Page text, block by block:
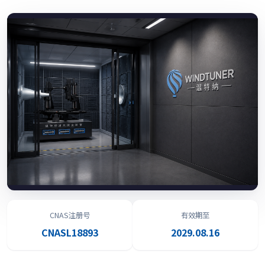
CNAS注册号
CNASL18893
有效期至
2029.08.16